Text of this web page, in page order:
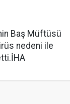
Baş Müftüsü
nedeni ile